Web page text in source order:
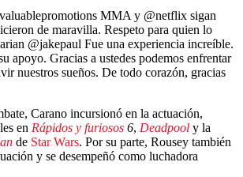
MMA y @netflix sigan
de maravilla. Respeto para quien lo
@jakepaul Fue una experiencia increíble.
apoyo. Gracias a ustedes podemos enfrentar
nuestros sueños. De todo corazón, gracias
Carano incursionó en la actuación,
en Rápidos y furiosos 6, Deadpool y la
de Star Wars. Por su parte, Rousey también
y se desempeñó como luchadora